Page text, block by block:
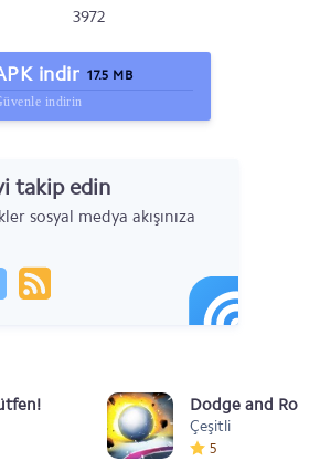
3972
indir 17.5 MB
indirin
takip edin
sosyal medya akışınıza
Dodge and Roll
Çeşitli
5